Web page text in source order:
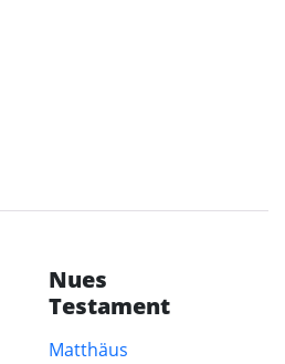
Nues
Testament
Matthäus